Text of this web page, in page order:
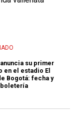
su primer
en el estadio El
Bogotá: fecha y